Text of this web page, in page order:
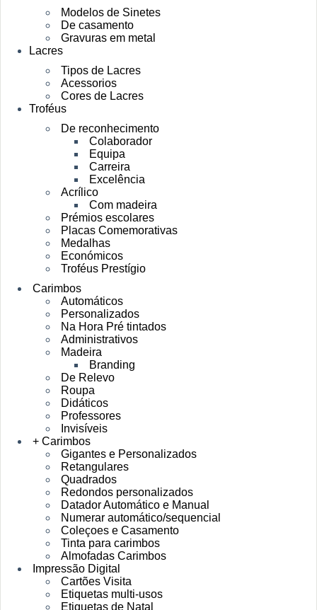
Modelos de Sinetes
De casamento
Gravuras em metal
Lacres
Tipos de Lacres
Acessorios
Cores de Lacres
Troféus
De reconhecimento
Colaborador
Equipa
Carreira
Excelência
Acrílico
Com madeira
Prémios escolares
Placas Comemorativas
Medalhas
Económicos
Troféus Prestígio
Carimbos
Automáticos
Personalizados
Na Hora Pré tintados
Administrativos
Madeira
Branding
De Relevo
Roupa
Didáticos
Professores
Invisíveis
+ Carimbos
Gigantes e Personalizados
Retangulares
Quadrados
Redondos personalizados
Datador Automático e Manual
Numerar automático/sequencial
Coleçoes e Casamento
Tinta para carimbos
Almofadas Carimbos
Impressão Digital
Cartões Visita
Etiquetas multi-usos
Etiquetas de Natal